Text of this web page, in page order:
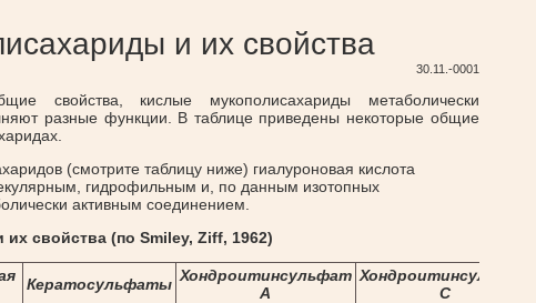
и их свойства
30.11.-0001
свойства, кислые мукополисахариды метаболически
разные функции. В таблице приведены некоторые общие
(смотрите таблицу ниже) гиалуроновая кислота
гидрофильным и, по данным изотопных
активным соединением.
свойства (по Smiley, Ziff, 1962)
Кератосульфаты Хондроитинсульфат
А
Хондроитинсульфат
С